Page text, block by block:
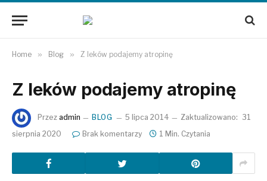
Home » Blog » Z leków podajemy atropinę
Z leków podajemy atropinę
Przez admin BLOG 5 lipca 2014 Zaktualizowano: 31
sierpnia 2020
Brak komentarzy 1 Min. Czytania